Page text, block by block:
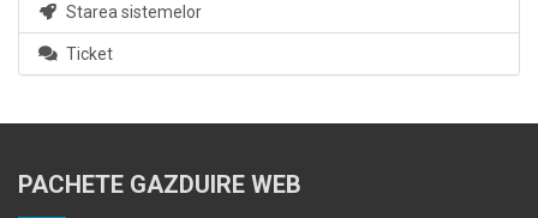
Starea sistemelor
Ticket
PACHETE GAZDUIRE WEB